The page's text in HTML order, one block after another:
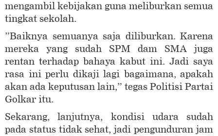
mengambil kebijakan guna meliburkan semua
tingkat sekolah.
”Baiknya semuanya saja diliburkan. Karena
mereka yang sudah SPM dam SMA juga
rentan terhadap bahaya kabut ini. Jadi saya
rasa ini perlu dikaji lagi bagaimana, apakah
akan ada keputusan lain,” tegas Politisi Partai
Golkar itu.
Sekarang, lanjutnya, kondisi udara sudah
pada status tidak sehat, jadi pengunduran jam